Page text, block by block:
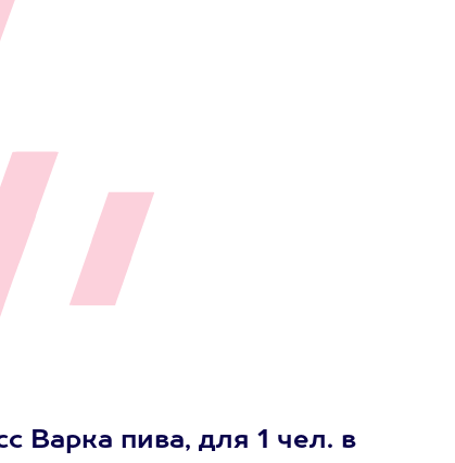
Варка пива, для 1 чел. в